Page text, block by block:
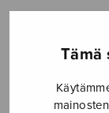
Tämä